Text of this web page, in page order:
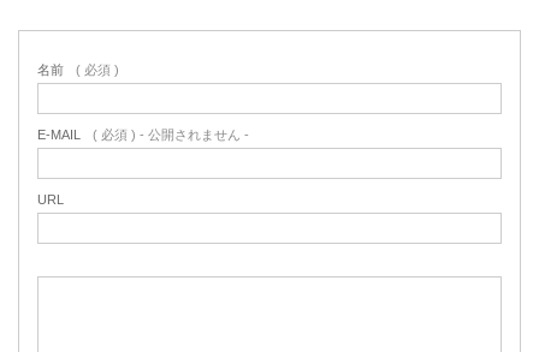
名前 ( 必須 )
E-MAIL ( 必須 ) - 公開されません -
URL